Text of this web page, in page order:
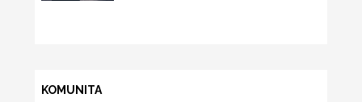
KOMUNITA